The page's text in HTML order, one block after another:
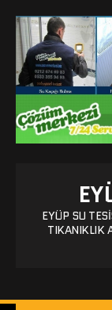
EYÜP SU
TIKANIKLIK